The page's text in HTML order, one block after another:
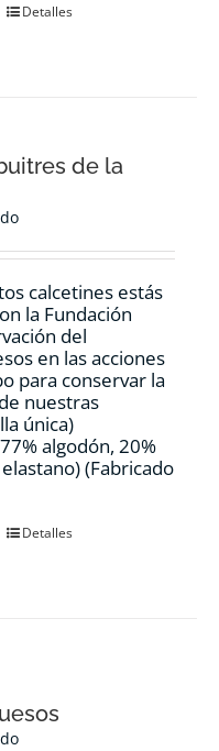
Detalles
de la
calcetines estás
la Fundación
del
en las acciones
para conservar la
nuestras
única)
algodón, 20%
(Fabricado
Detalles